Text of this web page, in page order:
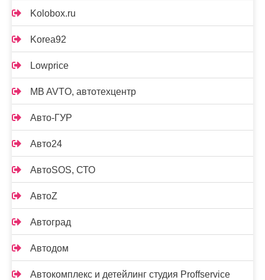
Kolobox.ru
Korea92
Lowprice
MB AVTO, автотехцентр
Авто-ГУР
Авто24
АвтоSOS, СТО
АвтоZ
Автоград
Автодом
Автокомплекс и детейлинг студия Proffservice